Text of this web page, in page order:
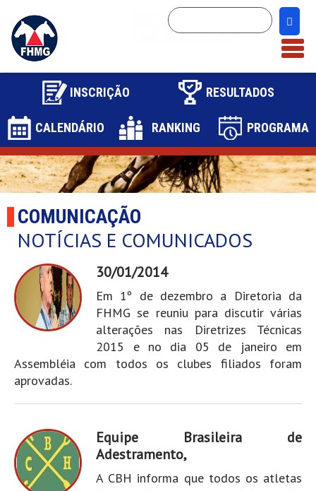
INSCRIÇÃO RESULTADOS
CALENDÁRIO RANKING PROGRAMA
12
COMUNICAÇÃO
NOTÍCIAS E COMUNICADOS
30/01/2014
Em 1º de dezembro a Diretoria da
FHMG se reuniu para discutir várias
alterações nas Diretrizes Técnicas
2015 e no dia 05 de janeiro em
Assembléia com todos os clubes filiados foram
aprovadas.
Equipe Brasileira de
Adestramento,
A CBH informa que todos os atletas